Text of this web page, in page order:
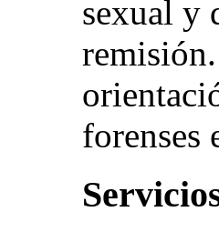
sexual y
forenses